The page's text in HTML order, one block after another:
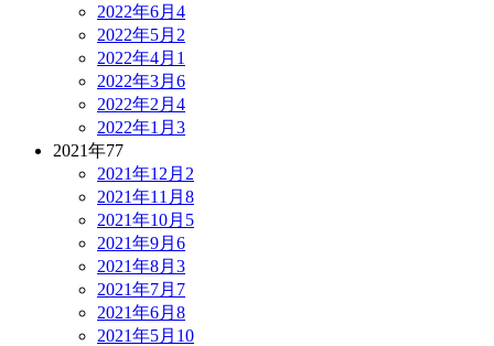
2022年6月 4
2022年5月 2
2022年4月 1
2022年3月 6
2022年2月 4
2022年1月 3
2021年77
2021年12月 2
2021年11月 8
2021年10月 5
2021年9月 6
2021年8月 3
2021年7月 7
2021年6月 8
2021年5月 10